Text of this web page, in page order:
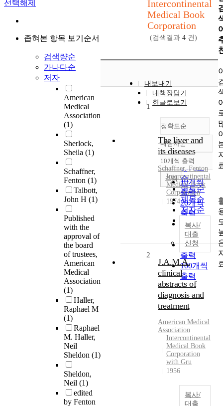
선택해제
좁혀본 항목 보기순서
검색량순
가나다순
저자
American
Medical
Association
(1)
Sherlock,
Sheila (1)
Schaffner,
Fenton (1)
Talbott,
John H (1)
Published
with the
approval of
the board
of trustees,
American
Medical
Association
(1)
Haller,
Raphael M
(1)
Raphael
M. Haller,
Neil
Sheldon (1)
Sheldon,
Neil (1)
edited
by Fenton
Intercontinental
Medical Book
Corporation
(검색결과 4 건)
내보내기
내책장담기
한글로보기
정확도순
정확도
순
인기도
순
연도순
제목순
저자순
발행기
관순
내림차순
내림차순
10개씩 출력
10개씩
출력
20개씩
출력
30개씩
출력
50개씩
출력
100개씩
출력
조회
1
The liver and
its diseases
Schaffner, Fenton
Intercontinental
Medical Book
Corporation
1974
복사/
대출
신청
2
J.A.M.A.
clinical
abstracts of
diagnosis and
treatment
American Medical
Association
Intercontinental
Medical Book
Corporation
with Gru
1956
복사/
대출